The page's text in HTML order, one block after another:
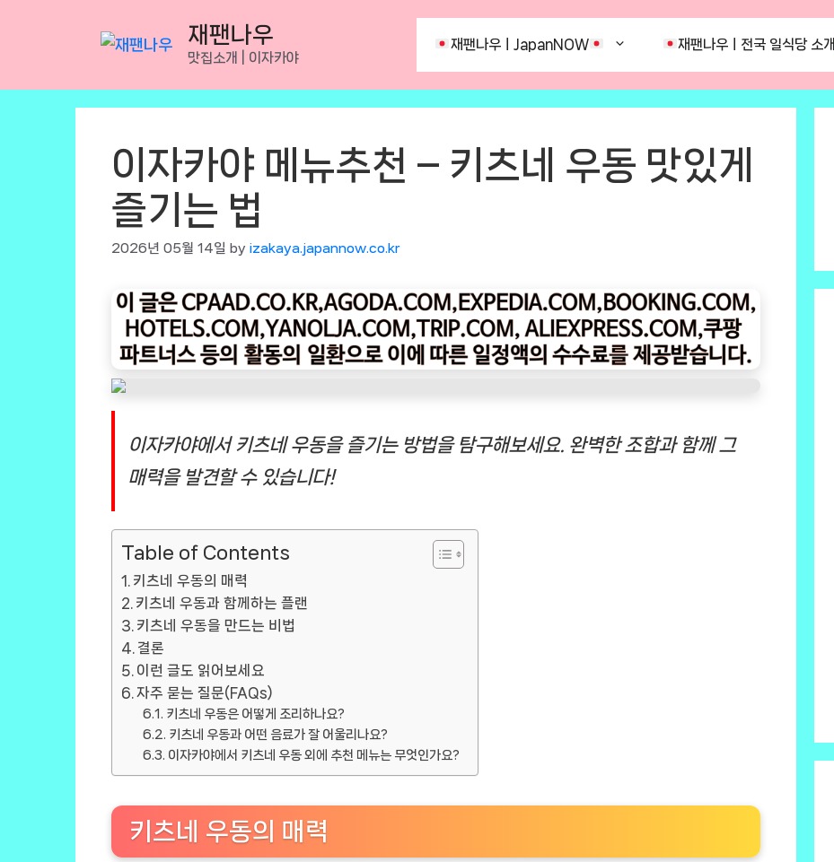
재팬나우
맛집소개 | 이자카야
재팬나우ㅣJapanNOW 재팬나우ㅣ전국 일식당 소개
이자카야 메뉴추천 – 키츠네 우동 맛있게
즐기는 법
2026년 05월 14일 by izakaya.japannow.co.kr
이자카야에서 키츠네 우동을 즐기는 방법을 탐구해보세요. 완벽한 조합과 함께 그
매력을 발견할 수 있습니다!
Table of Contents
키츠네 우동의 매력
키츠네 우동과 함께하는 플랜
키츠네 우동을 만드는 비법
결론
이런 글도 읽어보세요
자주 묻는 질문(FAQs)
키츠네 우동은 어떻게 조리하나요?
키츠네 우동과 어떤 음료가 잘 어울리나요?
이자카야에서 키츠네 우동 외에 추천 메뉴는 무엇인가요?
키츠네 우동의 매력